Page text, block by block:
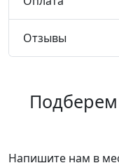
Отзывы
Напишите нам в